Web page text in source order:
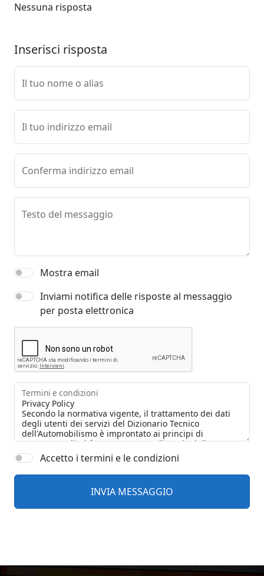
Nessuna risposta
Inserisci risposta
Il tuo nome o alias
Il tuo indirizzo email
Conferma indirizzo email
Testo del messaggio
Mostra email
Inviami notifica delle risposte al messaggio
per posta elettronica
Termini e condizioni
Accetto i termini e le condizioni